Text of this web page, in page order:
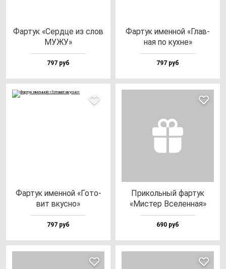
Фар­тук «Сер­дце из слов
МУЖУ»
797 руб
Фар­тук имен­ной «Глав­
ная по кух­не»
797 руб
Фар­тук имен­ной «Гото­
вит вкус­но»
797 руб
При­коль­ный фар­тук
«Мис­тер Все­лен­ная»
690 руб